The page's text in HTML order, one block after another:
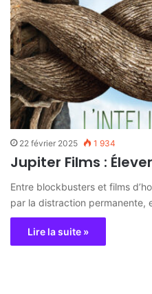
22 février 2025 1 934
Jupiter Films :
Entre blockbusters et films
par la distraction permanente,
Lire la suite »